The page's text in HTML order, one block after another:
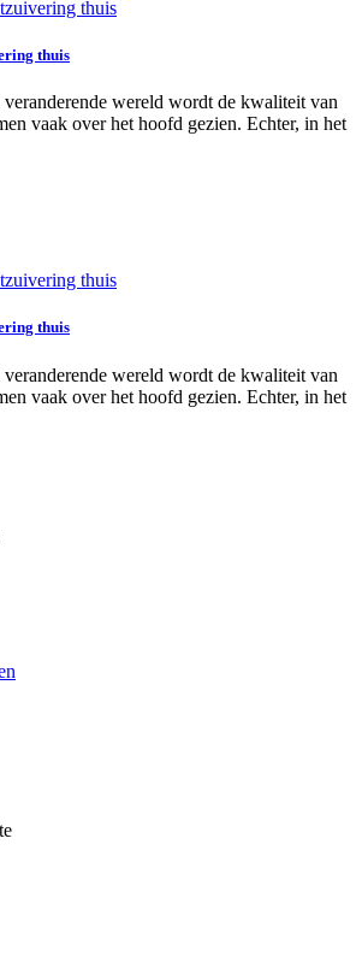
thuis
wereld wordt de kwaliteit van
vaak over het hoofd gezien. Echter, in het
thuis
wereld wordt de kwaliteit van
vaak over het hoofd gezien. Echter, in het